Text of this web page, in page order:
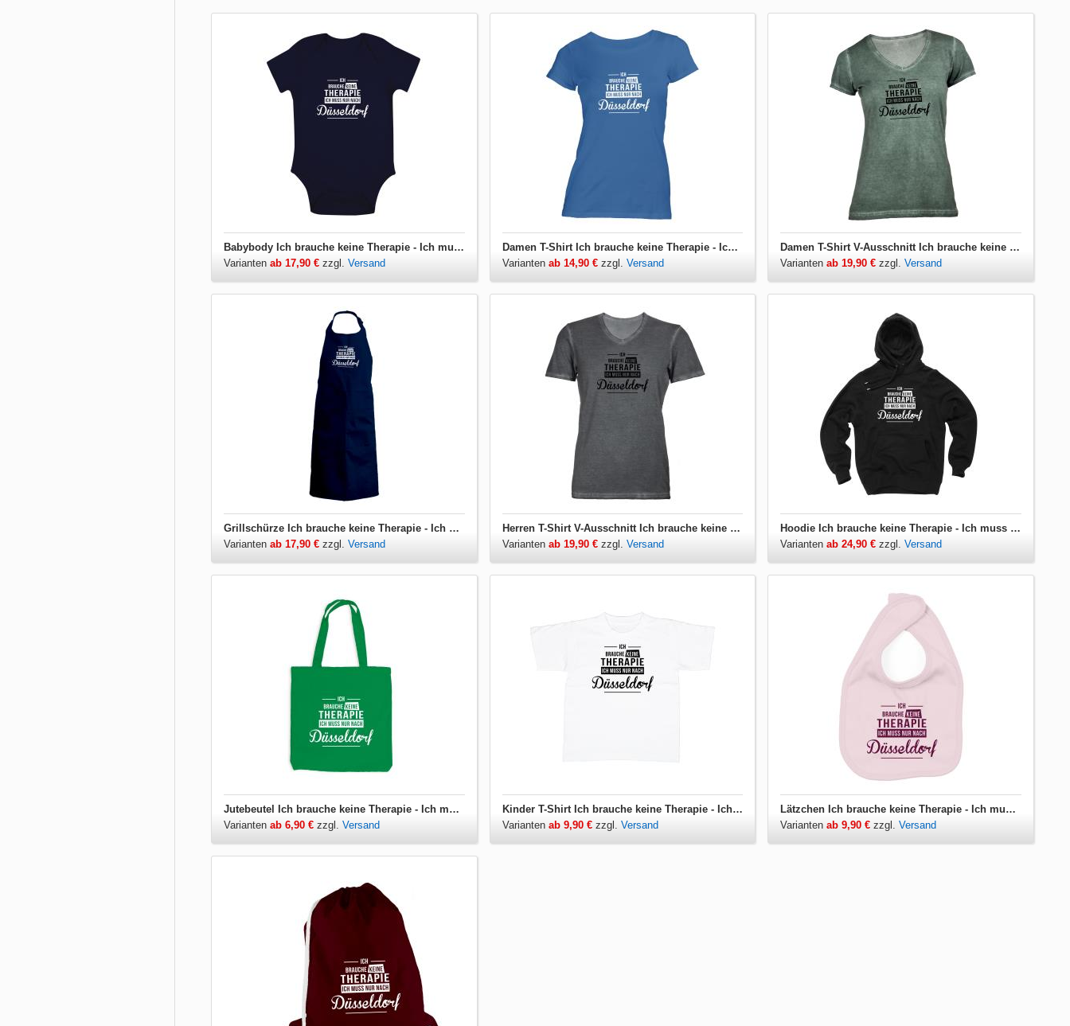
Babybody Ich brauche keine Therapie - Ich muss nur nach Düsseldorf
Varianten ab 17,90 € zzgl. Versand
Damen T-Shirt Ich brauche keine Therapie - Ich muss nur nach Düsseldorf
Varianten ab 14,90 €zzgl. Versand
Damen T-Shirt V-Ausschnitt Ich brauche keine Therapie - Ich muss nur nach Düsseldorf
Variantenab 19,90 € zzgl.Versand
Grillschürze Ich brauche keine Therapie - Ich muss nur nach Düsseldorf
Varianten ab 17,90 € zzgl. Versand
Herren T-Shirt V-Ausschnitt Ich brauche keine Therapie - Ich muss nur nach Düsseldorf
Varianten ab 19,90 €zzgl. Versand
Hoodie Ich brauche keine Therapie - Ich muss nur nach Düsseldorf
Variantenab 24,90 € zzgl.Versand
Jutebeutel Ich brauche keine Therapie - Ich muss nur nach Düsseldorf
Varianten ab 6,90 € zzgl. Versand
Kinder T-Shirt Ich brauche keine Therapie - Ich muss nur nach Düsseldorf
Varianten ab 9,90 €zzgl. Versand
Lätzchen Ich brauche keine Therapie - Ich muss nur nach Düsseldorf
Variantenab 9,90 € zzgl.Versand